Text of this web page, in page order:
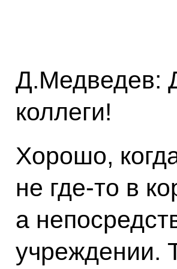
Д.Медведев:
коллеги!
Хорошо,
не где‑то в
а
учреждении.